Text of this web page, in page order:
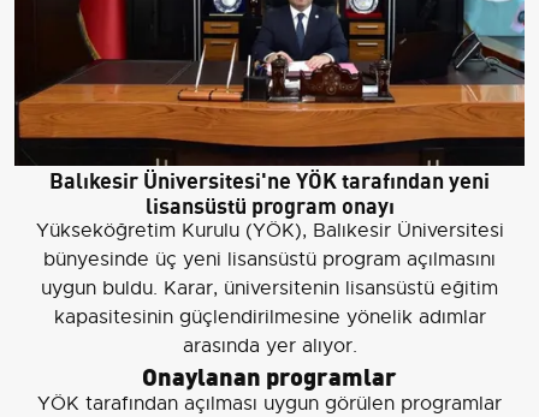
Balıkesir Üniversitesi'ne YÖK tarafından yeni
lisansüstü program onayı
Yükseköğretim Kurulu (YÖK), Balıkesir Üniversitesi
bünyesinde üç yeni lisansüstü program açılmasını
uygun buldu. Karar, üniversitenin lisansüstü eğitim
kapasitesinin güçlendirilmesine yönelik adımlar
arasında yer alıyor.
Onaylanan programlar
YÖK tarafından açılması uygun görülen programlar